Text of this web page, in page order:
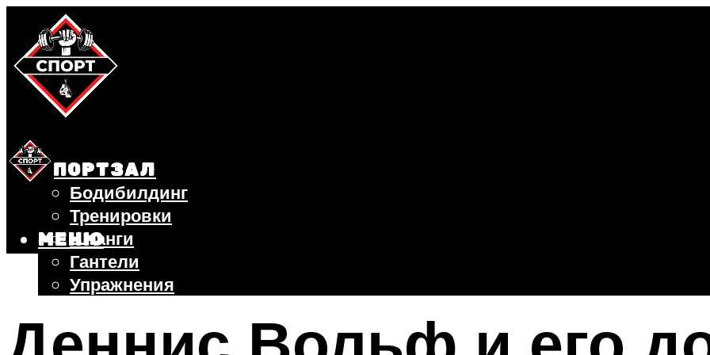
СПОРТЗАЛ
Бодибилдинг
Тренировки
Штанги
Гантели
Упражнения
БЕГ
МЕНЮ